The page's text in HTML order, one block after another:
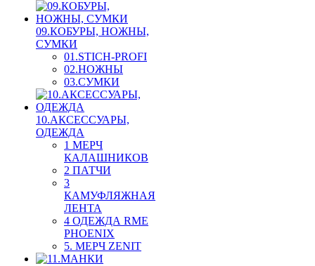
09.КОБУРЫ, НОЖНЫ,
СУМКИ
01.STICH-PROFI
02.НОЖНЫ
03.СУМКИ
10.АКСЕССУАРЫ,
ОДЕЖДА
1 МЕРЧ
КАЛАШНИКОВ
2 ПАТЧИ
3
КАМУФЛЯЖНАЯ
ЛЕНТА
4 ОДЕЖДА RME
PHOENIX
5. МЕРЧ ZENIT